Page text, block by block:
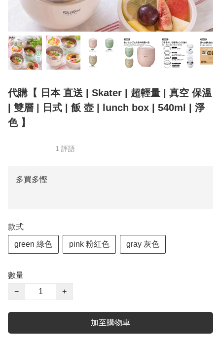
代購【 日本 直送 | Skater | 超輕量 | 真空 保溫
| 雙層 | 日式 | 飯 壺 | lunch box | 540ml | 淨
色 】
1 評語
多買多慳
款式
green 綠色 pink 粉紅色 gray 灰色
數量
−
+
加至購物車